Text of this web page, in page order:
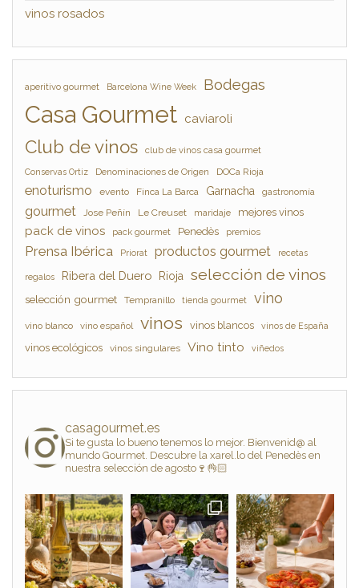
vinos rosados
aperitivo gourmet Barcelona Wine Week Bodegas
Casa Gourmet caviaroli
Club de vinos club de vinos casa gourmet
Conservas Ortiz Denominaciones de Origen DOCa Rioja
enoturismo evento Finca La Barca Garnacha gastronomía
gourmet Jose Peñín Le Creuset maridaje mejores vinos
pack de vinos pack gourmet Penedès premios
Prensa Ibérica Priorat productos gourmet recetas
regalos Ribera del Duero Rioja selección de vinos
selección gourmet Tempranillo tienda gourmet vino
vino blanco vino español vinos vinos blancos vinos de España
vinos ecológicos vinos singulares Vino tinto viñedos
casagourmet.es
Si te gusta lo bueno tenemos lo mejor. Bienvenid@ al
mundo Gourmet. Descubre la xarel.lo del Penedès en
nuestra selección de agosto🍷👌🏻